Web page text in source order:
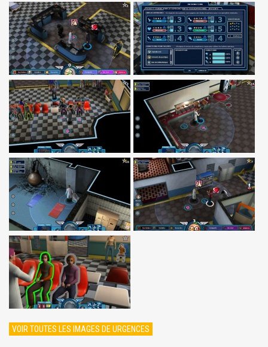
VOIR TOUTES LES IMAGES DE URGENCES